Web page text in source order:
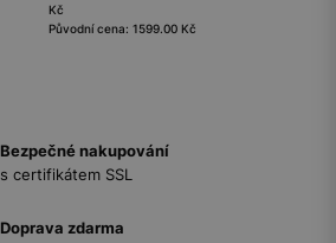
Kč
Původní cena: 1599.00 Kč
Bezpečné nakupování
s certifikátem SSL
Doprava zdarma